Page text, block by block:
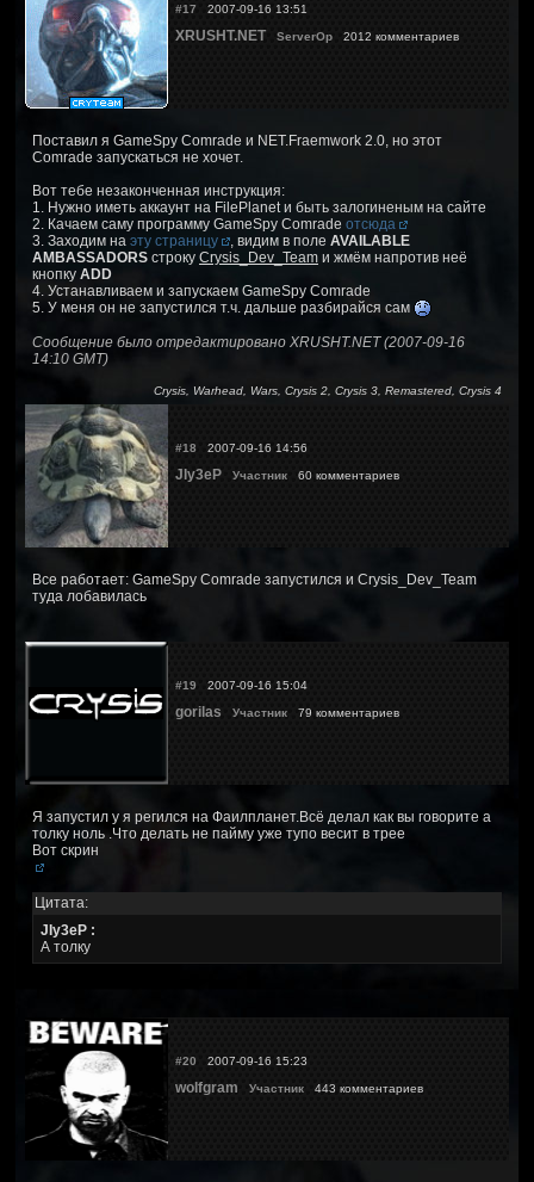
#17 2007-09-16 13:51
XRUSHT.NET ServerOp 2012 комментариев
Поставил я GameSpy Comrade и NET.Fraemwork 2.0, но этот
Comrade запускаться не хочет.
Вот тебе незаконченная инструкция:
1. Нужно иметь аккаунт на FilePlanet и быть залогиненым на сайте
2. Качаем саму программу GameSpy Comrade отсюда
3. Заходим на эту страницу , видим в поле AVAILABLE
AMBASSADORS строку Crysis_Dev_Team и жмём напротив неё
кнопку ADD
4. Устанавливаем и запускаем GameSpy Comrade
5. У меня он не запустился т.ч. дальше разбирайся сам
Сообщение было отредактировано XRUSHT.NET (2007-09-16
14:10 GMT)
Crysis, Warhead, Wars, Crysis 2, Crysis 3, Remastered, Crysis 4
#18 2007-09-16 14:56
JIy3eP Участник 60 комментариев
Все работает: GameSpy Comrade запустился и Crysis_Dev_Team
туда лобавилась
#19 2007-09-16 15:04
gorilas Участник 79 комментариев
Я запустил у я регился на Фаилпланет.Всё делал как вы говорите а
толку ноль .Что делать не пайму уже тупо весит в трее
Вот скрин
Цитата:
JIy3eP :
А толку
#20 2007-09-16 15:23
wolfgram Участник 443 комментариев